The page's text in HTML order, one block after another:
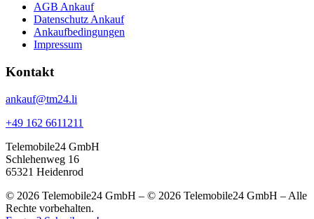
AGB Ankauf
Datenschutz Ankauf
Ankaufbedingungen
Impressum
Kontakt
ankauf@tm24.li
+49 162 6611211
Telemobile24 GmbH
Schlehenweg 16
65321 Heidenrod
© 2026 Telemobile24 GmbH – © 2026 Telemobile24 GmbH – Alle
Rechte vorbehalten.